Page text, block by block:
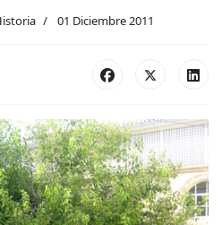
01 Diciembre 2011